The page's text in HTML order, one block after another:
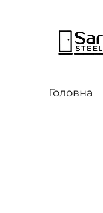
Головна